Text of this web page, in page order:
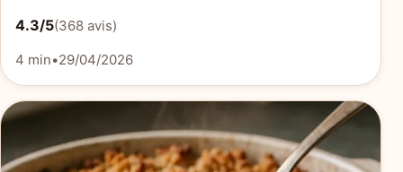
4.3/5(368 avis)
4 min•29/04/2026